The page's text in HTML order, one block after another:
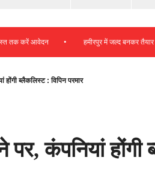
करें आवेदन • हमीरपुर में जल्द बनकर तैयार होगा
ब्लैकलिस्ट : विपिन परमार
कंपनियां होंगी